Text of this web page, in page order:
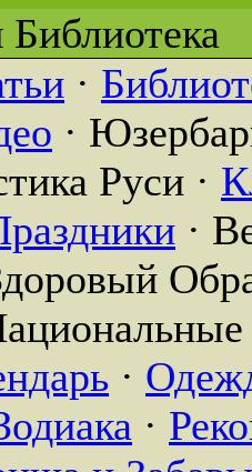
·
·
Руси ·
·
·
·